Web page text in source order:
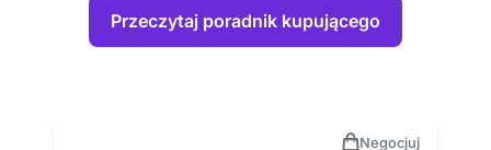
Przeczytaj poradnik kupującego
Negocjuj